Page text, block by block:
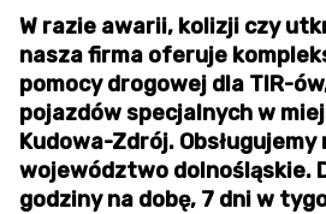
W razie awarii, kolizji czy
nasza firma oferuje
pomocy drogowej dla TIR-
pojazdów specjalnych w
Kudowa-Zdrój. Obsługujemy
województwo dolnośląskie.
godziny na dobę, 7 dni w